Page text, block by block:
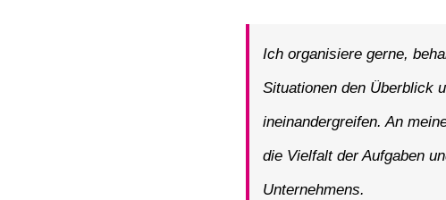
Ich organisiere gerne,
Situationen den Überblick
ineinandergreifen. An
die Vielfalt der Aufgaben
Unternehmens.